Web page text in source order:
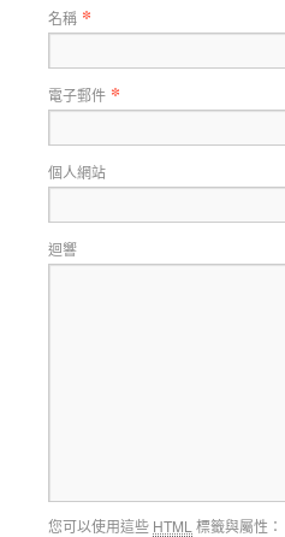
名稱 *
電子郵件 *
個人網站
迴響
您可以使用這些 HTML 標籤與屬性：